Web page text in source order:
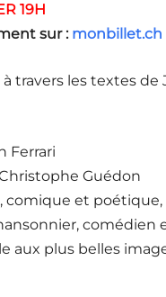
19H
sur : monbillet.ch
travers les textes de
Ferrari
Guédon
comique et
comédien
aux plus belles